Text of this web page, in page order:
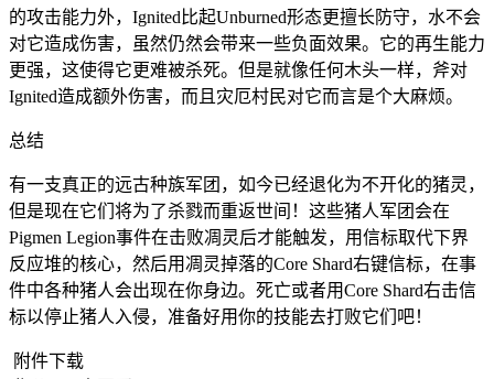
的攻击能力外，Ignited比起Unburned形态更擅长防守，水不会
对它造成伤害，虽然仍然会带来一些负面效果。它的再生能力
更强，这使得它更难被杀死。但是就像任何木头一样，斧对
Ignited造成额外伤害，而且灾厄村民对它而言是个大麻烦。
总结
有一支真正的远古种族军团，如今已经退化为不开化的猪灵，
但是现在它们将为了杀戮而重返世间！这些猪人军团会在
Pigmen Legion事件在击败凋灵后才能触发，用信标取代下界
反应堆的核心，然后用凋灵掉落的Core Shard右键信标，在事
件中各种猪人会出现在你身边。死亡或者用Core Shard右击信
标以停止猪人入侵，准备好用你的技能去打败它们吧！
附件下载